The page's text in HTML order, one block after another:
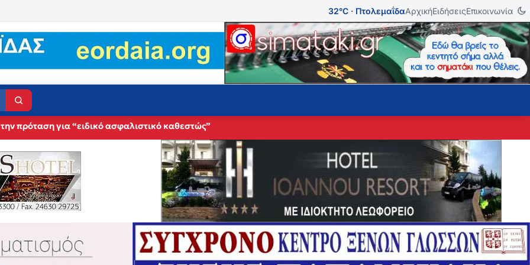
32°C · ΠτολεμαΐδαΑρχικήΕιδήσειςΕπικοινωνία
του εποχικού πυροσβέστη Παντελή Διαμαντάκη που έχασε την ζωή του στην πυρκαγιά της Κρύας Βρύσης